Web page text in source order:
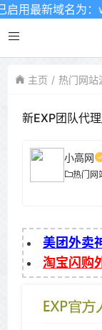
最新域名为：
主页 热门网站
新EXP团队代
小高网
热门网
美团外卖
淘宝闪购